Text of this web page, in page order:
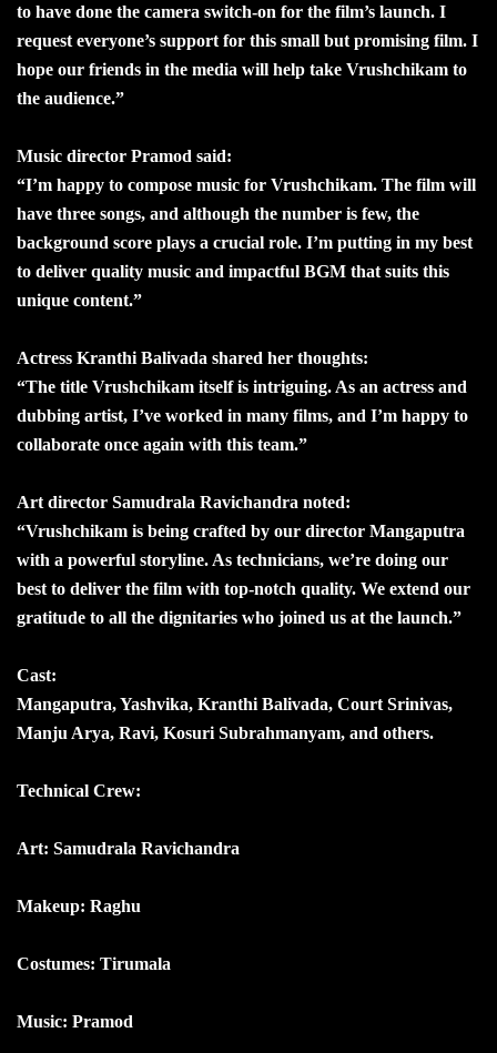
to have done the camera switch-on for the film’s launch. I
request everyone’s support for this small but promising film. I
hope our friends in the media will help take Vrushchikam to
the audience.”
Music director Pramod said:
“I’m happy to compose music for Vrushchikam. The film will
have three songs, and although the number is few, the
background score plays a crucial role. I’m putting in my best
to deliver quality music and impactful BGM that suits this
unique content.”
Actress Kranthi Balivada shared her thoughts:
“The title Vrushchikam itself is intriguing. As an actress and
dubbing artist, I’ve worked in many films, and I’m happy to
collaborate once again with this team.”
Art director Samudrala Ravichandra noted:
“Vrushchikam is being crafted by our director Mangaputra
with a powerful storyline. As technicians, we’re doing our
best to deliver the film with top-notch quality. We extend our
gratitude to all the dignitaries who joined us at the launch.”
Cast:
Mangaputra, Yashvika, Kranthi Balivada, Court Srinivas,
Manju Arya, Ravi, Kosuri Subrahmanyam, and others.
Technical Crew:
Art: Samudrala Ravichandra
Makeup: Raghu
Costumes: Tirumala
Music: Pramod